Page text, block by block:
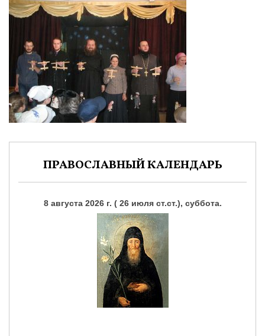
ПРАВОСЛАВНЫЙ КАЛЕНДАРЬ
8 августа 2026 г. ( 26 июля ст.ст.), суббота.